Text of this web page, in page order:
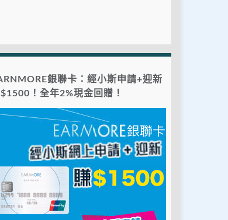
銀聯卡：經小斯申請+迎新
！全年2%現金回贈！